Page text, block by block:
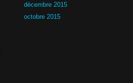
décembre 2015
octobre 2015